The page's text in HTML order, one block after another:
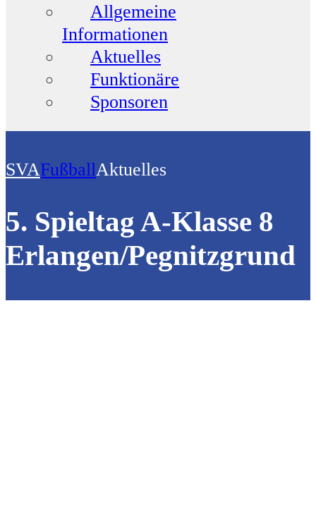
Allgemeine
Informationen
Aktuelles
Funktionäre
Sponsoren
SVAFußballAktuelles
5. Spieltag A-Klasse 8
Erlangen/Pegnitzgrund